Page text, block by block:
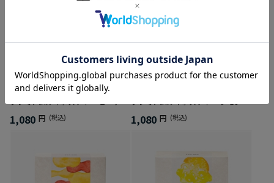
1,080 円 (税込) 1,080 円 (税込)